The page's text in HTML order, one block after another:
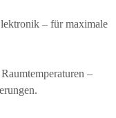
– für maximale
–